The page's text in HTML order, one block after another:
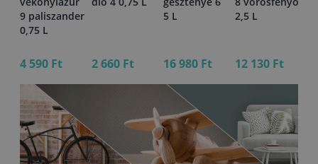
9 paliszander
0,75 L
4 590 Ft 2 660 Ft
5 L
16 980 Ft
2,5 L
12 130 Ft